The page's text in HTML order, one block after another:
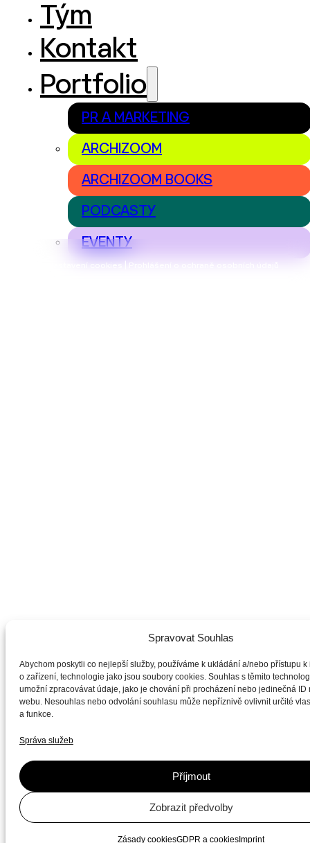
Spravovat Souhlas
Abychom poskytli co nejlepší služby, používáme k ukládání a/nebo přístupu k
o zařízení, technologie jako jsou soubory cookies. Souhlas s těmito
umožní zpracovávat údaje, jako je chování při procházení nebo jedinečná ID
webu. Nesouhlas nebo odvolání souhlasu může nepříznivě ovlivnit určité
a funkce.
Správa služeb
Příjmout
Zobrazit předvolby
Zásady cookiesGDPR a cookies Imprint
Nastavení cookies | Prohlášení o ochraně osobních údajů
Tým
Kontakt
Portfolio
PR A MARKETING
ARCHIZOOM
ARCHIZOOM BOOKS
PODCASTY
EVENTY